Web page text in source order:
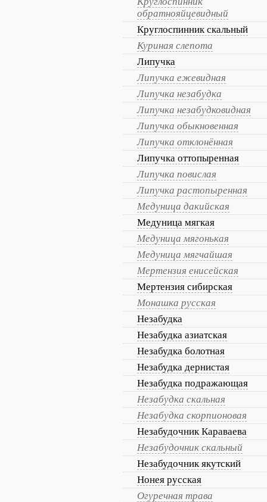
обратнояйцевидный
Круглоспинник скальный
Куриная слепота
Липучка
Липучка ежевидная
Липучка незабудка
Липучка незабудковидная
Липучка обыкновенная
Липучка отклонённая
Липучка оттопыренная
Липучка повислая
Липучка растопыренная
Медуница дакийская
Медуница мягкая
Медуница мягонькая
Медуница мягчайшая
Мертензия енисейская
Мертензия сибирская
Монашка русская
Незабудка
Незабудка азиатская
Незабудка болотная
Незабудка дернистая
Незабудка подражающая
Незабудка скальная
Незабудка скорпионовая
Незабудочник Караваева
Незабудочник скальный
Незабудочник якутский
Нонея русская
Огуречная трава